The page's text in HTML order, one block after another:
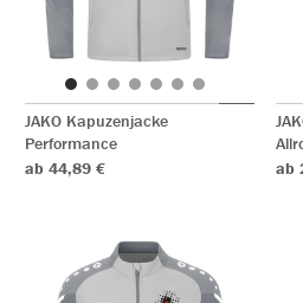
JAKO Kapuzenjacke
Performance
ab 44,89 €
ab